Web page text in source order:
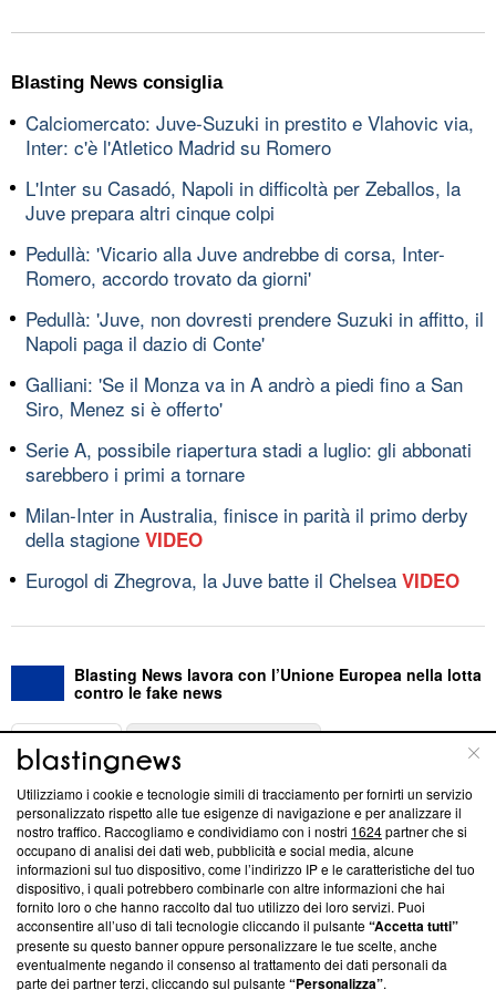
Blasting News consiglia
Calciomercato: Juve-Suzuki in prestito e Vlahovic via,
Inter: c'è l'Atletico Madrid su Romero
L'Inter su Casadó, Napoli in difficoltà per Zeballos, la
Juve prepara altri cinque colpi
Pedullà: 'Vicario alla Juve andrebbe di corsa, Inter-
Romero, accordo trovato da giorni'
Pedullà: 'Juve, non dovresti prendere Suzuki in affitto, il
Napoli paga il dazio di Conte'
Galliani: 'Se il Monza va in A andrò a piedi fino a San
Siro, Menez si è offerto'
Serie A, possibile riapertura stadi a luglio: gli abbonati
sarebbero i primi a tornare
Milan-Inter in Australia, finisce in parità il primo derby
della stagione VIDEO
Eurogol di Zhegrova, la Juve batte il Chelsea VIDEO
Blasting News lavora con l’Unione Europea nella lotta
contro le fake news
ABOUT
Questa sezione offre informazioni trasparenti su Blasting
News, sui nostri processi editoriali e su come ci impegniamo a
creare news di qualità. Inoltre, afferma la nostra aderenza a
‘Trust Project - News with Integrity’Blasting News non è
ancora membro del programma, ma ha richiesto di farne
parte; Trust Project non ha ancora effettuato una verifica di
conformità agli standard.
Utilizziamo i cookie e tecnologie simili di tracciamento per fornirti un servizio
personalizzato rispetto alle tue esigenze di navigazione e per analizzare il
nostro traffico. Raccogliamo e condividiamo con i nostri 1624partner che si
occupano di analisi dei dati web, pubblicità e social media, alcune
informazioni sul tuo dispositivo, come l’indirizzo IP e le caratteristiche del tuo
dispositivo, i quali potrebbero combinarle con altre informazioni che hai
fornito loro o che hanno raccolto dal tuo utilizzo dei loro servizi. Puoi
acconsentire all’uso di tali tecnologie cliccando il pulsante“Accetta tutti”
presente su questo banner oppure personalizzare le tue scelte, anche
eventualmente negando il consenso al trattamento dei dati personali da
parte dei partner terzi, cliccando sul pulsante“Personalizza”.